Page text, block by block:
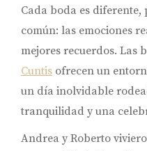
Cada boda es
común: las emociones
mejores recuerdos. Las
Cuntis ofrecen un
un día inolvidable
tranquilidad y una
Andrea y Roberto